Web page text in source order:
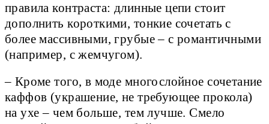
правила контраста: длинные цепи стоит
дополнить короткими, тонкие сочетать с
более массивными, грубые – с романтичными
(например, с жемчугом).
– Кроме того, в моде многослойное сочетание
каффов (украшение, не требующее прокола)
на ухе – чем больше, тем лучше. Смело